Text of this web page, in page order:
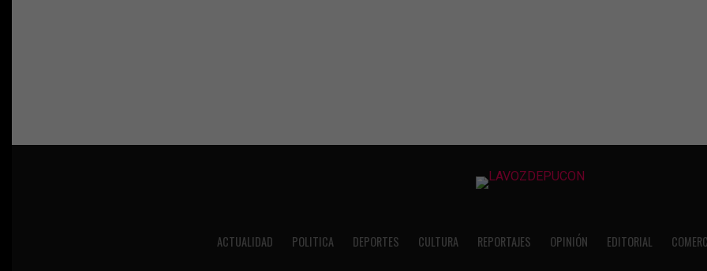
ACTUALIDAD POLITICA DEPORTES CULTURA REPORTAJES OPINIÓN EDITORIAL